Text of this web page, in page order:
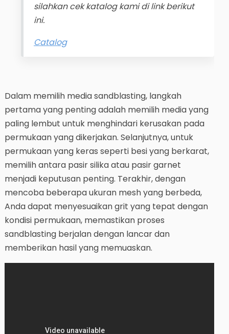
silahkan cek katalog kami di link berikut
ini.
Catalog
Dalam memilih media sandblasting, langkah
pertama yang penting adalah memilih media yang
paling lembut untuk menghindari kerusakan pada
permukaan yang dikerjakan. Selanjutnya, untuk
permukaan yang keras seperti besi yang berkarat,
memilih antara pasir silika atau pasir garnet
menjadi keputusan penting. Terakhir, dengan
mencoba beberapa ukuran mesh yang berbeda,
Anda dapat menyesuaikan grit yang tepat dengan
kondisi permukaan, memastikan proses
sandblasting berjalan dengan lancar dan
memberikan hasil yang memuaskan.